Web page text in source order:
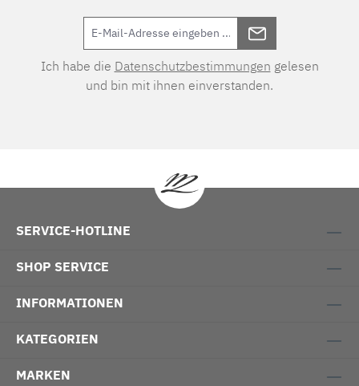
Ich habe die Datenschutzbestimmungen gelesen
und bin mit ihnen einverstanden.
SERVICE-HOTLINE
SHOP SERVICE
INFORMATIONEN
KATEGORIEN
MARKEN